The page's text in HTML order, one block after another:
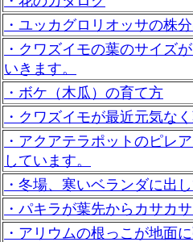
・ユッカグロリオッサの株
・クワズイモの葉のサイズ
いきます。
・ボケ（木瓜）の育て方
・クワズイモが最近元気な
・アクアテラポットのピレ
しています。
・冬場、寒いベランダに出
・パキラが葉先からカサカ
・アリウムの根っこが地面